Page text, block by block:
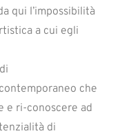
qui l’impossibilità
a cui egli
che
e ri-conoscere ad
di